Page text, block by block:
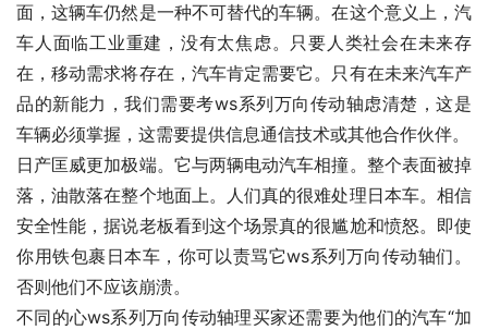
面，这辆车仍然是一种不可替代的车辆。在这个意义上，汽
车人面临工业重建，没有太焦虑。只要人类社会在未来存
在，移动需求将存在，汽车肯定需要它。只有在未来汽车产
品的新能力，我们需要考ws系列万向传动轴虑清楚，这是
车辆必须掌握，这需要提供信息通信技术或其他合作伙伴。
日产匡威更加极端。它与两辆电动汽车相撞。整个表面被掉
落，油散落在整个地面上。人们真的很难处理日本车。相信
安全性能，据说老板看到这个场景真的很尴尬和愤怒。即使
你用铁包裹日本车，你可以责骂它ws系列万向传动轴们。
否则他们不应该崩溃。
不同的心ws系列万向传动轴理买家还需要为他们的汽车“加